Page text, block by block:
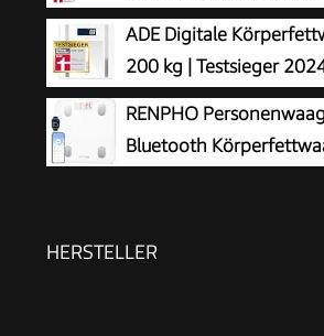
Muskelmasse
ADE Digitale
200 kg | Testsieger 2024
Personenwaage mit
BMI, Muskelmasse, Körperwasser,
Körperwaage mit
RENPHO
Bluetooth
HERSTELLER